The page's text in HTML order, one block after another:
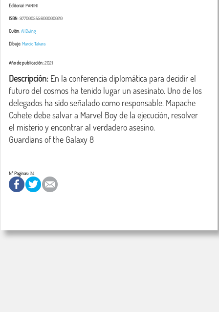
Editorial: PANINI
ISBN: 977000555600000020
Guión:Al Ewing
Dibujo:Marcio Takara
Año de publicación:2021
Descripción: En la conferencia diplomática para decidir el
futuro del cosmos ha tenido lugar un asesinato. Uno de los
delegados ha sido señalado como responsable. Mapache
Cohete debe salvar a Marvel Boy de la ejecución, resolver
el misterio y encontrar al verdadero asesino.
Nº Paginas:24